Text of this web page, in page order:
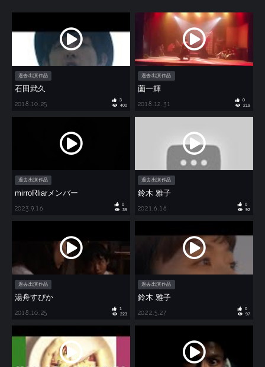
過去出演作品
石田武久
2018.10.25
3
400
過去出演作品
薗一輝
2018.12.31
0
219
過去出演作品
mirroRliarメンバー
2023.9.16
0
39
過去出演作品
鈴木 雅子
2021.6.18
0
92
過去出演作品
湯舟すぴか
2018.10.25
1
223
過去出演作品
鈴木 雅子
2022.5.27
0
97